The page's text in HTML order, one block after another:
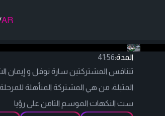
AR
المدة:41:56
تتنافس المشتركتين سارة نوفل و إيمان
المتبلة، من هي المشتركة المتأهلة
ست النكهات الموسم الثامن على رؤيا